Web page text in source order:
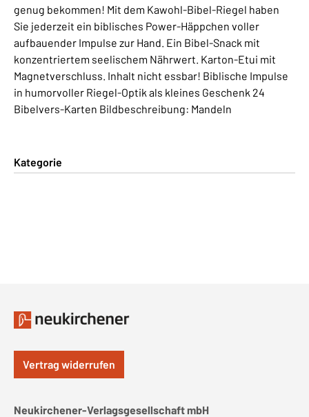
genug bekommen! Mit dem Kawohl-Bibel-Riegel haben
Sie jederzeit ein biblisches Power-Häppchen voller
aufbauender Impulse zur Hand. Ein Bibel-Snack mit
konzentriertem seelischem Nährwert. Karton-Etui mit
Magnetverschluss. Inhalt nicht essbar! Biblische Impulse
in humorvoller Riegel-Optik als kleines Geschenk 24
Bibelvers-Karten Bildbeschreibung: Mandeln
Kategorie
Vertrag widerrufen
Neukirchener-Verlagsgesellschaft mbH